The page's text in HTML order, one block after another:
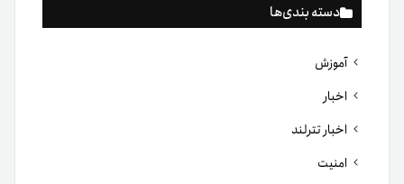
دسته بندی‌ها
آموزش
اخبار
اخبار تترلند
امنیت